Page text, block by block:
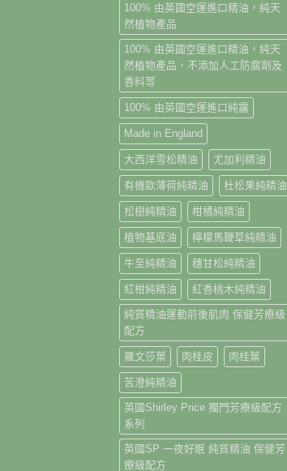
100% 由英國空運進口精油，純天
然植物產品
100% 由英國空運進口精油，純天
然植物產品，不添加人工防腐劑及
香料等
100% 由英國空運進口純露
Made in England
大西洋雪松精油 尤加利精油
有機歐薄荷純精油 杜松果純精油
松樹純精油 柑橘純精油
植物基底油 檸檬馬鞭草純精油
牛至純精油 穗甘松純精油
紅柑純精油 紅香桃木純精油
純質精油運動前後肌肉 保健芳療級
配方
羅文莎葉 肉桂皮 肉桂葉
苦澄純精油
英國Shirley Price 獨門芳療級配方
系列
英國SP 一夜好眠 純質精油 保健芳
療級配方